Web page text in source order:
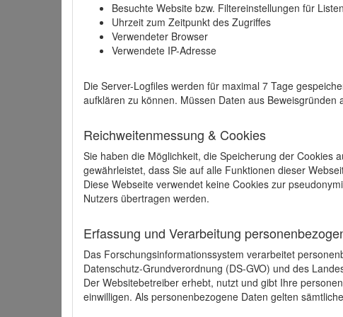
Besuchte Website bzw. Filtereinstellungen für
Uhrzeit zum Zeitpunkt des Zugriffes
Verwendeter Browser
Verwendete IP-Adresse
Die Server-Logfiles werden für maximal 7 Tage
aufklären zu können. Müssen Daten aus
Reichweitenmessung & Cookies
Sie haben die Möglichkeit, die Speicherung der Cookies
gewährleistet, dass Sie auf alle Funktionen dieser
Diese Webseite verwendet keine Cookies zur
Nutzers übertragen werden.
Erfassung und Verarbeitung
Das Forschungsinformationssystem verarbeitet
Datenschutz-Grundverordnung (DS-GVO) und des
Der Websitebetreiber erhebt, nutzt und gibt Ihre
einwilligen. Als personenbezogene Daten gelten